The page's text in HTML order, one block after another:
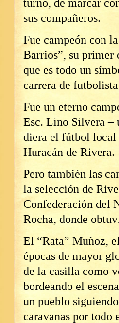
turno, de marcar
sus compañeros.
Fue campeón con
Barrios”, su primer
que es todo un
carrera de
Fue un eterno
Esc. Lino Silvera –
diera el fútbol local
Huracán de Rivera.
Pero también las
la selección de
Confederación del
Rocha, donde
El “Rata” Muñoz,
épocas de mayor
de la casilla como
bordeando el
un pueblo
caravanas por todo